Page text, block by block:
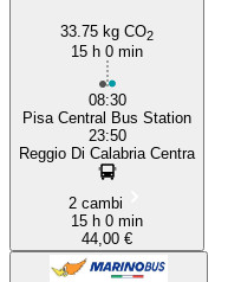
33.75 kg CO2
15 h 0 min
08:30
Pisa Central Bus Station
23:50
Reggio Di Calabria Centra
2 cambi
15 h 0 min
44,00 €